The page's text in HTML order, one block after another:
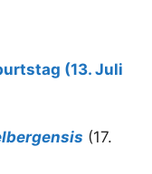
(13. Juli
(17.